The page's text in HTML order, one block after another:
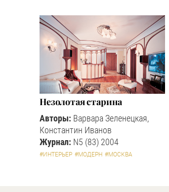
Незолотая старина
Авторы: Варвара Зеленецкая,
Константин Иванов
Журнал: N5 (83) 2004
#ИНТЕРЬЕР #МОДЕРН #МОСКВА